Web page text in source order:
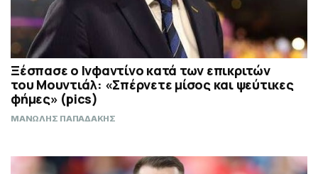
Ξέσπασε ο Ινφαντίνο κατά των επικριτών
του Μουντιάλ: «Σπέρνετε μίσος και ψεύτικες
φήμες» (pics)
ΜΑΝΩΛΗΣ ΠΑΠΑΔΑΚΗΣ